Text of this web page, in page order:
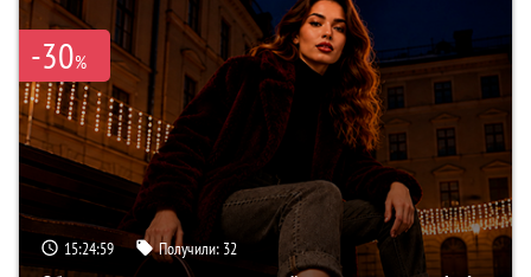
-30%
15:24:58 Получили: 32